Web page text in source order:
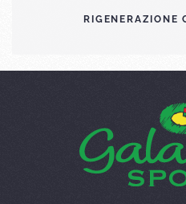
RIGENERAZIONE